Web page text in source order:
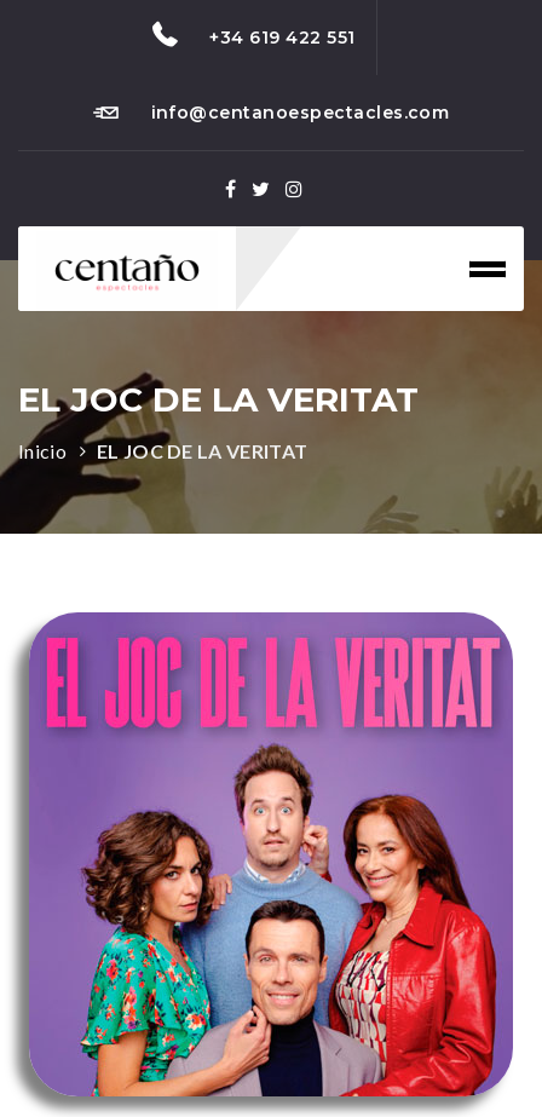
+34 619 422 551
info@centanoespectacles.com
EL JOC DE LA VERITAT
Inicio EL JOC DE LA VERITAT